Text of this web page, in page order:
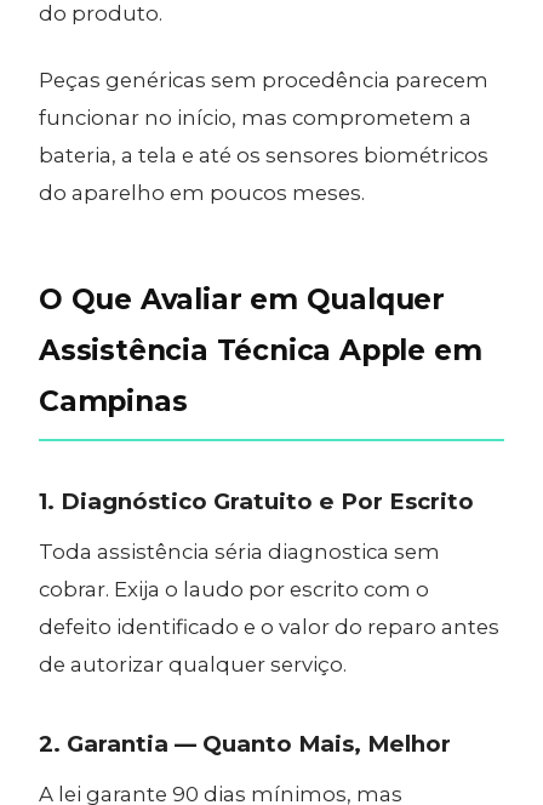
do produto.
Peças genéricas sem procedência parecem
funcionar no início, mas comprometem a
bateria, a tela e até os sensores biométricos
do aparelho em poucos meses.
O Que Avaliar em Qualquer
Assistência Técnica Apple em
Campinas
1. Diagnóstico Gratuito e Por Escrito
Toda assistência séria diagnostica sem
cobrar. Exija o laudo por escrito com o
defeito identificado e o valor do reparo antes
de autorizar qualquer serviço.
2. Garantia — Quanto Mais, Melhor
A lei garante 90 dias mínimos, mas